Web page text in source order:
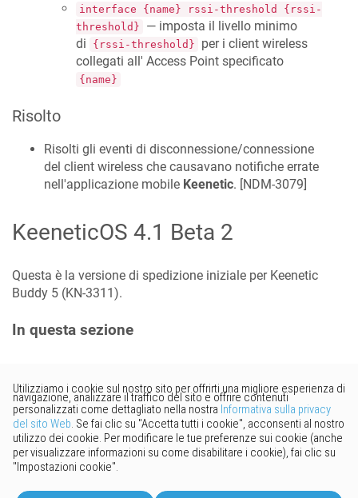
interface {name} rssi-threshold {rssi-
threshold}
— imposta il livello minimo
di
{rssi-threshold}
per i client wireless
collegati all' Access Point specificato
{name}
Risolto
Risolti gli eventi di disconnessione/connessione
del client wireless che causavano notifiche errate
nell'applicazione mobile Keenetic. [NDM-3079]
KeeneticOS 4.1 Beta 2
Questa è la versione di spedizione iniziale per Keenetic
Buddy 5 (KN-3311).
In questa sezione
Vorresti fornire un feedback?
Basta cliccare qui per suggerire
modifiche.